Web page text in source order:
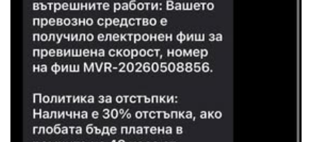
ПОВЕРИТЕЛНОСТ
02 975 20 35